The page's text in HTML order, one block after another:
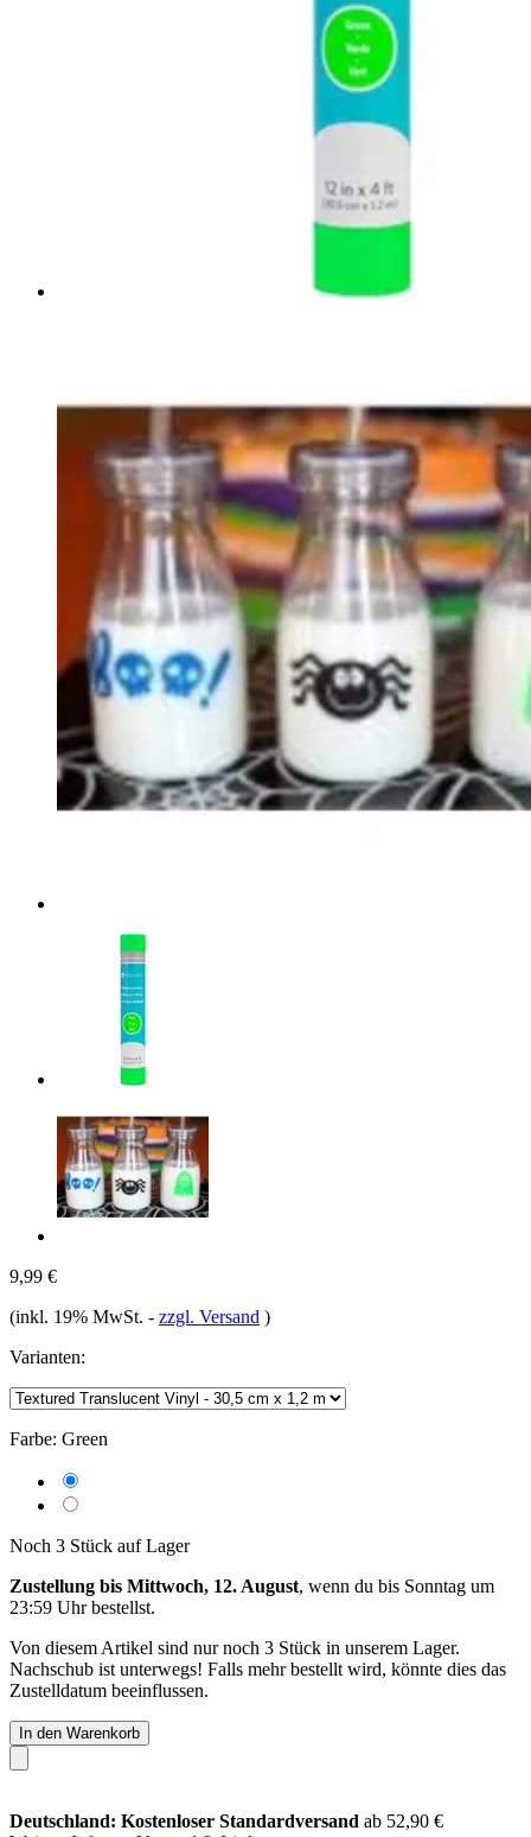
9,99 €
(inkl. 19% MwSt. - zzgl. Versand )
Varianten:
Farbe: Green
Noch 3 Stück auf Lager
Zustellung bis Mittwoch, 12. August, wenn du bis Sonntag um
23:59 Uhrbestellst.
Von diesem Artikel sind nur noch 3 Stück in unserem Lager.
Nachschub ist unterwegs! Falls mehr bestellt wird, könnte dies das
Zustelldatum beeinflussen.
In den Warenkorb
Deutschland: Kostenloser Standardversand ab 52,90 €